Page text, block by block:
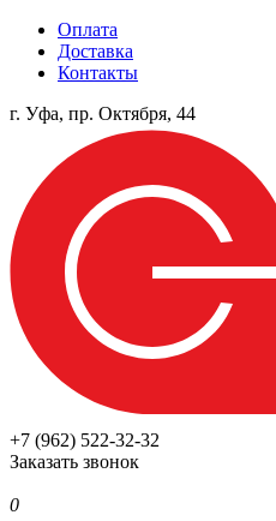
Оплата
Доставка
Контакты
г. Уфа, пр. Октября, 44
+7 (962) 522-32-32
Заказать звонок
0